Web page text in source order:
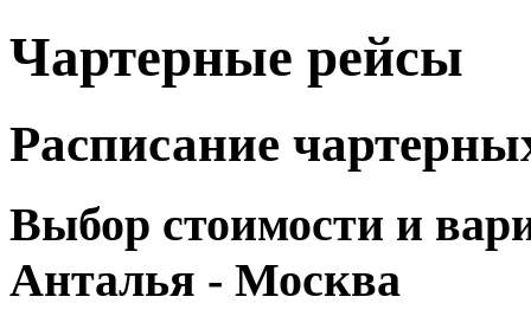
Чартерные рейсы
Расписание
Выбор стоимости и
Анталья - Москва